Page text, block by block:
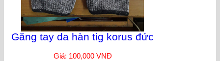
Găng tay da hàn tig korus đức
Giá: 100,000 VNĐ